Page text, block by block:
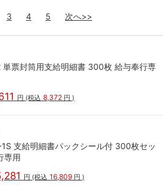
3 4 5 次へ>>
単票封筒用支給明細書 300枚 給与奉行専
円 (税込 8,372 円 )
1S 支給明細書パックシール付 300枚セッ
専用
円 (税込 16,809 円 )